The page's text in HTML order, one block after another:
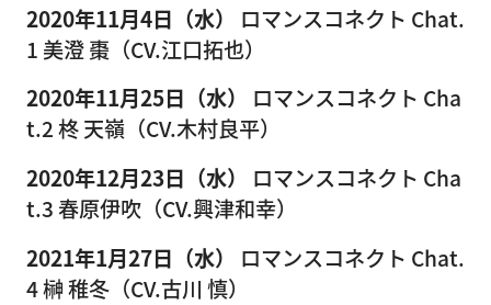
2020年11月4日（水）
ロマンスコネクト Chat.
1 美澄 棗（CV.江口拓也）
2020年11月25日（水）
ロマンスコネクト Cha
t.2 柊 天嶺（CV.木村良平）
2020年12月23日（水）
ロマンスコネクト Cha
t.3 春原伊吹（CV.興津和幸）
2021年1月27日（水）
ロマンスコネクト Chat.
4 榊 稚冬（CV.古川 慎）